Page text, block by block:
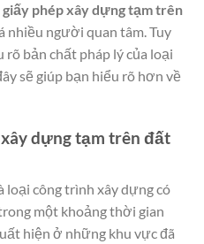
phép xây dựng tạm trên
nhiều người quan tâm. Tuy
rõ bản chất pháp lý của loại
sẽ giúp bạn hiểu rõ hơn về
dựng tạm trên đất
công trình xây dựng có
một khoảng thời gian
hiện ở những khu vực đã